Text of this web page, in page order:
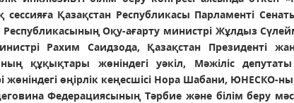
сессияға Қазақстан Республикасы Парламенті
Республикасының Оқу-ағарту министрі Жұлдыз
Рахим Саидзода, Қазақстан Президенті
құқықтары жөніндегі уәкіл, Мәжіліс
жөніндегі өңірлік кеңесшісі Нора Шабани, ЮНЕСКО-
Федерациясының Тәрбие және білім беру